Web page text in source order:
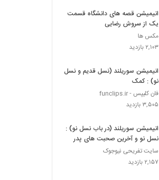
انیمیشن قصه های دانشگاه قسمت
یک از سروش رضایی
مکس ها
۲,۱۰۳ بازدید
انیمیشن سوریلند (نسل قدیم و نسل
نو) : کمک
فان کلیپس - funclips.ir
۳,۵۰۵ بازدید
انیمیشن سوریلند (در باب نسل نو) :
نسل نو و آخرین صحبت های پدر
سایت تفریحی نیوجوک
۲,۱۵۷ بازدید